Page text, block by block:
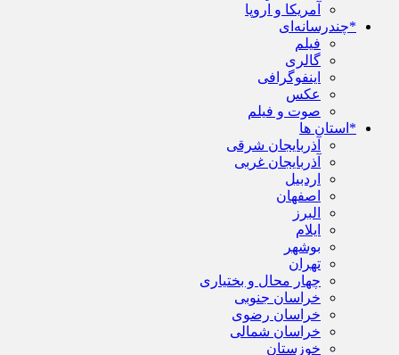
آمریکا و اروپا
*چندرسانه‌ای
فیلم
گالری
اینفوگرافی
عکس
صوت و فیلم
*استان ها
آذربایجان شرقی
آذربایجان غربی
اردبیل
اصفهان
البرز
ایلام
بوشهر
تهران
چهار محال و بختیاری
خراسان جنوبی
خراسان رضوی
خراسان شمالی
خوزستان